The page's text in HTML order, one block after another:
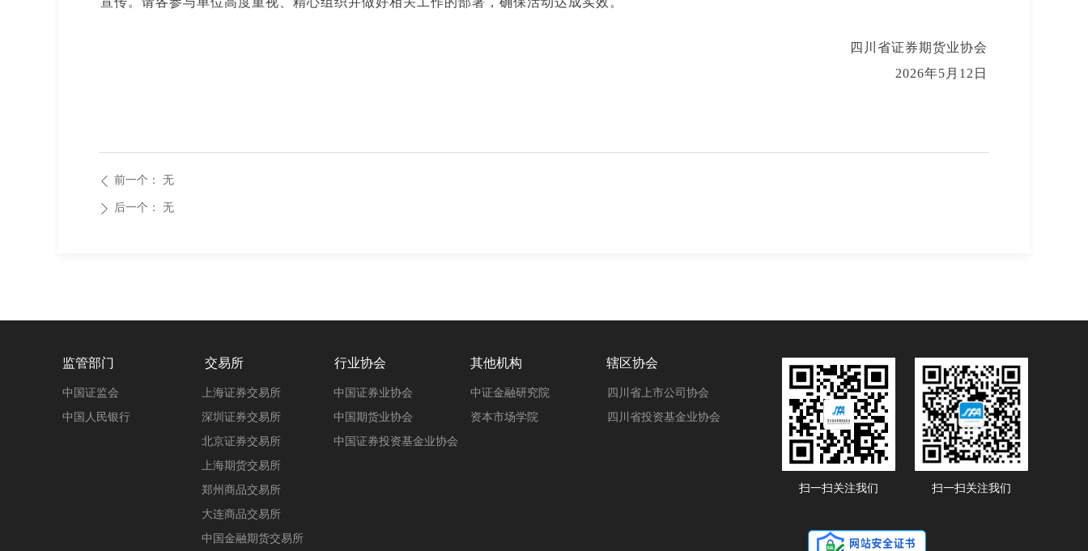
四川省证券期货业协会
2026年5月12日
ꄴ 前一个： 无
ꄲ 后一个： 无
监管部门 交易所 行业协会 其他机构 辖区协会
中国证监会
中国人民银行
中证金融研究院
资本市场学院
上海证券交易所
深圳证券交易所
北京证券交易所
上海期货交易所
郑州商品交易所
大连商品交易所
中国金融期货交易所
扫一扫关注我们 扫一扫关注我们
中国证券业协会
中国期货业协会
中国证券投资基金业协会
四川省上市公司协会
四川省投资基金业协会